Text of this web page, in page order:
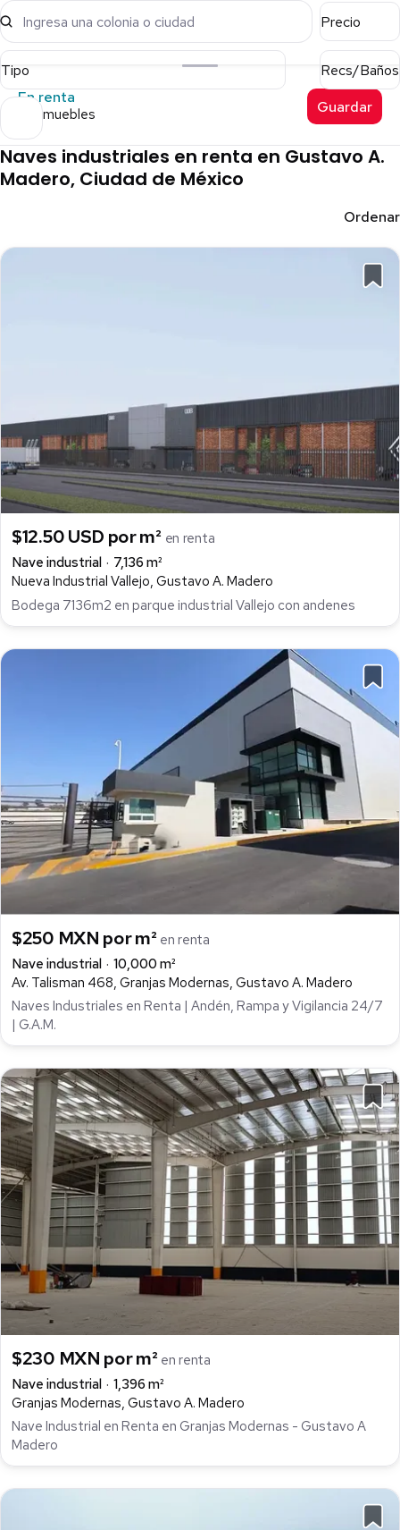
Ingresa una colonia o ciudad Precio
Tipo
Recs/Baños
En renta
41 inmuebles Guardar
Naves industriales en renta en Gustavo A.
Madero, Ciudad de México
Ordenar
$12.50 USD por m² en renta
Nave industrial
7,136 m²
Nueva Industrial Vallejo, Gustavo A. Madero
Bodega 7136m2 en parque industrial Vallejo con andenes
$250 MXN por m² en renta
Nave industrial
10,000 m²
Av. Talisman 468, Granjas Modernas, Gustavo A. Madero
Naves Industriales en Renta | Andén, Rampa y Vigilancia 24/7
| G.A.M.
$230 MXN por m² en renta
Nave industrial
1,396 m²
Granjas Modernas, Gustavo A. Madero
Nave Industrial en Renta en Granjas Modernas - Gustavo A
Madero